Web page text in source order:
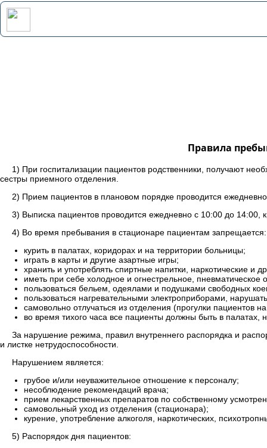
Правила
1) При госпитализации пациентов родственники, получают
сестры приемного отделения.
2) Прием пациентов в плановом порядке проводится
3) Выписка пациентов проводится ежедневно с 10:00 до 14:00,
4) Во время пребывания в стационаре пациентам запрещается:
курить в палатах, коридорах и на территории больницы;
играть в карты и другие азартные игры;
хранить и употреблять спиртные напитки, наркотические и
иметь при себе холодное и огнестрельное,
пользоваться бельем, одеялами и подушками свободных
пользоваться нагревательными электроприборами,
самовольно отлучаться из отделения (прогулки пациентов
во время тихого часа все пациенты должны быть в палатах,
За нарушение режима, правил внутреннего распорядка и
и листке нетрудоспособности.
Нарушением является:
грубое и/или неуважительное отношение к персоналу;
несоблюдение рекомендаций врача;
прием лекарственных препаратов по собственному
самовольный уход из отделения (стационара);
курение, употребление алкоголя, наркотических,
5) Распорядок дня пациентов: